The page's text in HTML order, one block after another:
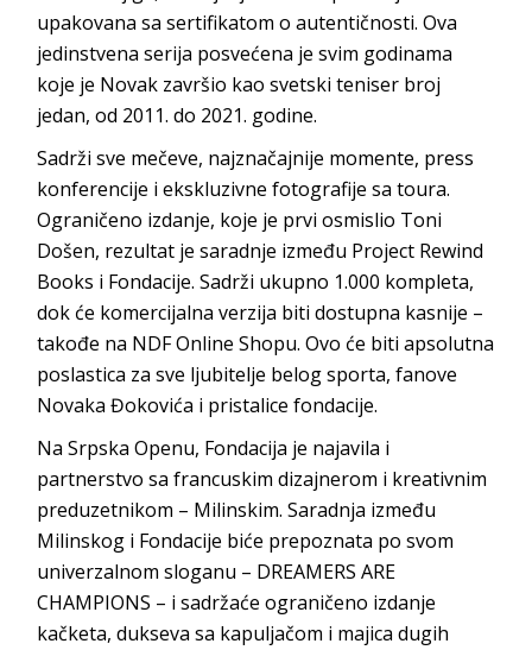
upakovana sa sertifikatom o autentičnosti. Ova
jedinstvena serija posvećena je svim godinama
koje je Novak završio kao svetski teniser broj
jedan, od 2011. do 2021. godine.
Sadrži sve mečeve, najznačajnije momente, press
konferencije i ekskluzivne fotografije sa toura.
Ograničeno izdanje, koje je prvi osmislio Toni
Došen, rezultat je saradnje između Project Rewind
Books i Fondacije. Sadrži ukupno 1.000 kompleta,
dok će komercijalna verzija biti dostupna kasnije –
takođe na NDF Online Shopu. Ovo će biti apsolutna
poslastica za sve ljubitelje belog sporta, fanove
Novaka Đokovića i pristalice fondacije.
Na Srpska Openu, Fondacija je najavila i
partnerstvo sa francuskim dizajnerom i kreativnim
preduzetnikom – Milinskim. Saradnja između
Milinskog i Fondacije biće prepoznata po svom
univerzalnom sloganu – DREAMERS ARE
CHAMPIONS – i sadržaće ograničeno izdanje
kačketa, dukseva sa kapuljačom i majica dugih